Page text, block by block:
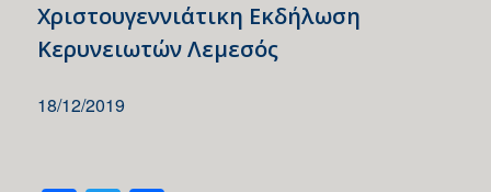
Χριστουγεννιάτικη Εκδήλωση
Κερυνειωτών Λεμεσός
18/12/2019